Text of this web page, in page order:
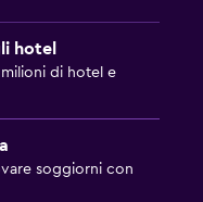
hotel
di hotel e
soggiorni con